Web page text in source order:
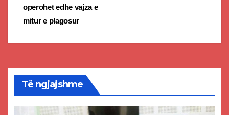
operohet edhe vajza e
mitur e plagosur
Të ngjajshme